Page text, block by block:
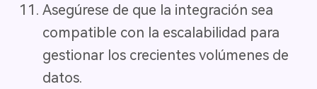
Asegúrese de que la integración sea
compatible con la escalabilidad para
gestionar los crecientes volúmenes de
datos.